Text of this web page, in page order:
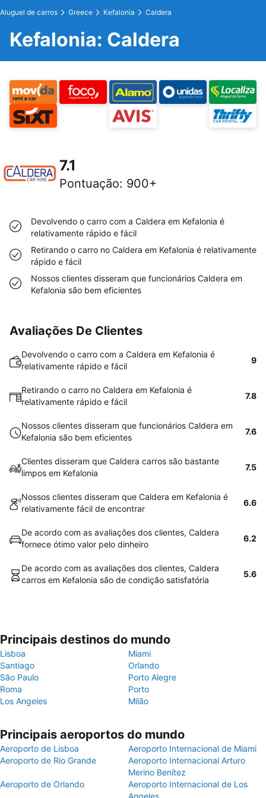
Aluguel de carros Greece Kefalonia Caldera
Kefalonia: Caldera
7.1
Pontuação: 900+
Devolvendo o carro com a Caldera em Kefalonia é
relativamente rápido e fácil
Retirando o carro no Caldera em Kefalonia é relativamente
rápido e fácil
Nossos clientes disseram que funcionários Caldera em
Kefalonia são bem eficientes
Avaliações De Clientes
Devolvendo o carro com a Caldera em Kefalonia é
relativamente rápido e fácil
9
Retirando o carro no Caldera em Kefalonia é
relativamente rápido e fácil
7.8
Nossos clientes disseram que funcionários Caldera em
Kefalonia são bem eficientes
7.6
Clientes disseram que Caldera carros são bastante
limpos em Kefalonia
7.5
Nossos clientes disseram que Caldera em Kefalonia é
relativamente fácil de encontrar
6.6
De acordo com as avaliações dos clientes, Caldera
fornece ótimo valor pelo dinheiro
6.2
De acordo com as avaliações dos clientes, Caldera
carros em Kefalonia são de condição satisfatória
5.6
Principais destinos do mundo
Lisboa
Miami
Santiago
Orlando
São Paulo
Porto Alegre
Roma
Porto
Los Angeles
Milão
Principais aeroportos do mundo
Aeroporto de Lisboa
Aeroporto Internacional de Miami
Aeroporto de Rio Grande
Aeroporto Internacional Arturo
Merino Benítez
Aeroporto de Orlando
Aeroporto Internacional de Los
Angeles